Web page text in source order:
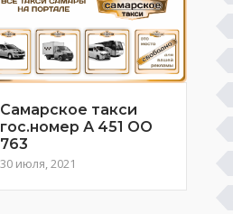
Самарское такси
гос.номер А 451 ОО
763
30 июля, 2021